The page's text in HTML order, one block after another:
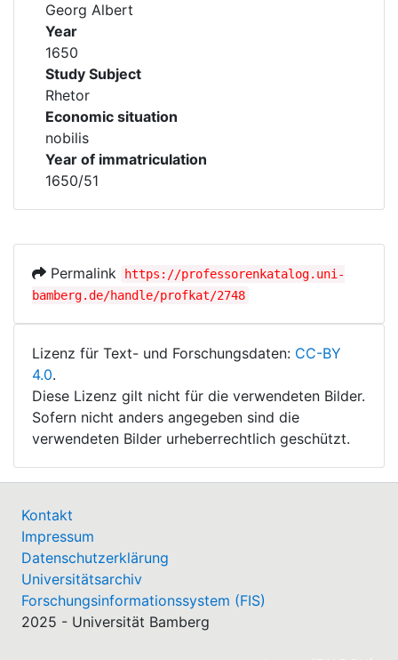
Georg Albert
Year
1650
Study Subject
Rhetor
Economic situation
nobilis
Year of immatriculation
1650/51
Permalink
https://professorenkatalog.uni-
bamberg.de/handle/profkat/2748
Lizenz für Text- und Forschungsdaten: CC-BY
4.0.
Diese Lizenz gilt nicht für die verwendeten Bilder.
Sofern nicht anders angegeben sind die
verwendeten Bilder urheberrechtlich geschützt.
Kontakt
Impressum
Datenschutzerklärung
Universitätsarchiv
Forschungsinformationssystem (FIS)
2025 - Universität Bamberg